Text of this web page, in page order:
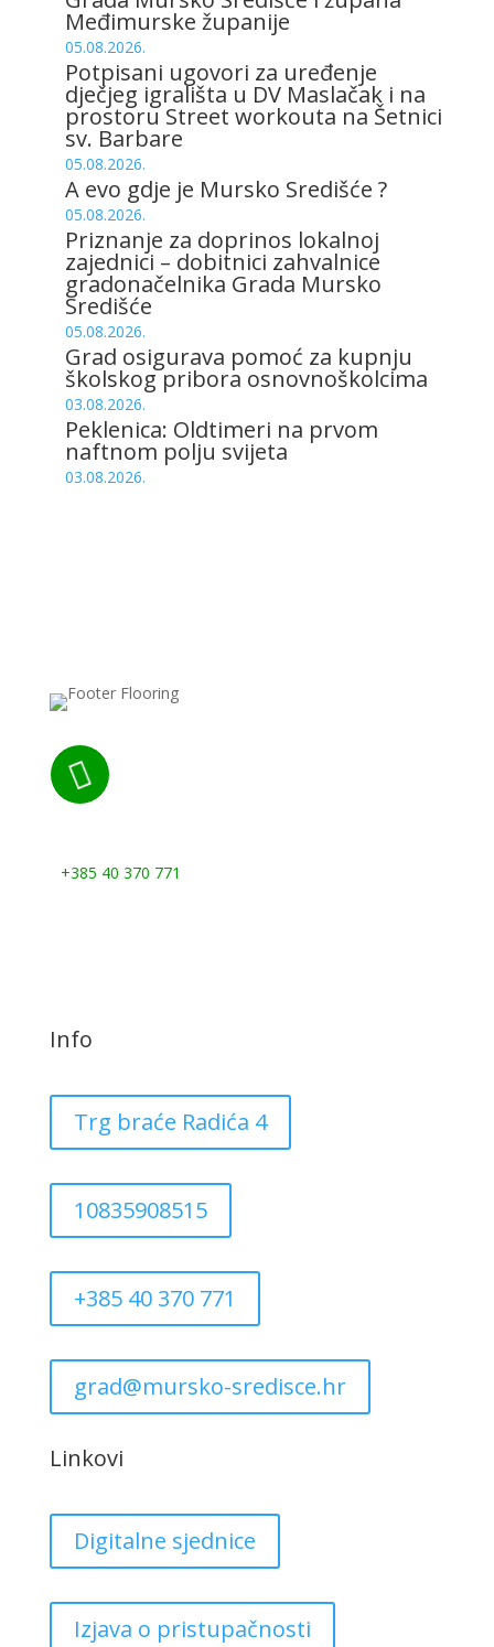
Međimurske županije
05.08.2026.
Potpisani ugovori za uređenje
dječjeg igrališta u DV Maslačak i na
prostoru Street workouta na Šetnici
sv. Barbare
05.08.2026.
A evo gdje je Mursko Središće ?
05.08.2026.
Priznanje za doprinos lokalnoj
zajednici – dobitnici zahvalnice
gradonačelnika Grada Mursko
Središće
05.08.2026.
Grad osigurava pomoć za kupnju
školskog pribora osnovnoškolcima
03.08.2026.
Peklenica: Oldtimeri na prvom
naftnom polju svijeta
03.08.2026.

+385 40 370 771
Info
Trg braće Radića 4
10835908515
+385 40 370 771
grad@mursko-sredisce.hr
Linkovi
Digitalne sjednice
Izjava o pristupačnosti